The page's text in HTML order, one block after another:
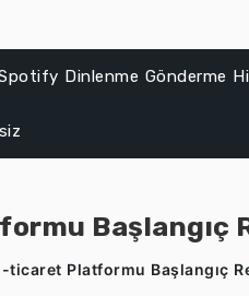
Dinlenme Gönderme
Başlangıç
ticaret Platformu Başlangıç